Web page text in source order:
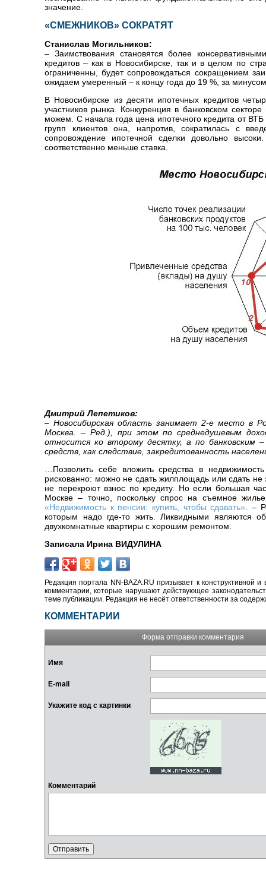
значение.
«СМЕЖНИКОВ» СОКРАТЯТ
Станислав Могильников:
– Заимствования становятся более
кредитов – как в Новосибирске, так и в целом по
ограниченны, будет сопровождаться сокращением
ожидаем умеренный – к концу года до 19 %, за
В Новосибирске из десяти ипотечных кредитов
участников рынка. Конкуренция в банковском
можем. С начала года цена ипотечного кредита от
групп клиентов она, напротив, сократилась с
сопровождение ипотечной сделки довольно
соответственно меньше ставка.
Дмитрий Лепетиков:
– Новосибирская область занимает 2-е место в
Москва. – Ред.), при этом по среднедушевым
относится ко второму десятку, а по банковским
средств, как следствие, закредитованность
…Позволить себе вложить средства в
рискованно: можно не сдать жилплощадь или сдать не
не перекроют взнос по кредиту. Но если большая
Москве – точно, поскольку спрос на съемное
«Недвижимость к пенсии: купить, чтобы сдавать» . –
которым надо где-то жить. Ликвидными являются
двухкомнатные квартиры с хорошим ремонтом.
Записала Ирина ВИДУЛИНА
Редакция портала NN-BAZA.RU призывает к конструктивной
комментарии, которые нарушают действующее
теме публикации. Редакция не несёт ответственности за
КОММЕНТАРИИ
Форма отправки комментария
Имя
E-mail
Укажите код с картинки
Комментарий